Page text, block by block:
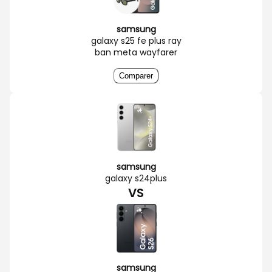
samsung
galaxy s25 fe plus ray
ban meta wayfarer
Comparer
samsung
galaxy s24plus
VS
samsung